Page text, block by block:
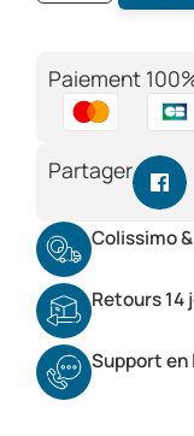
Paiement
Partager
Colissimo
Retours 14
Support en